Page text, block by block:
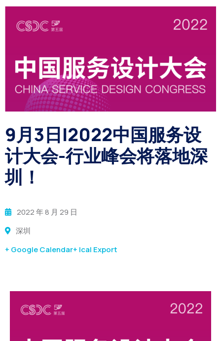
9月3日|2022中国服务设
计大会-行业峰会将落地深
圳！
2022 年 8 月 29 日
深圳
+ Google Calendar+ Ical Export